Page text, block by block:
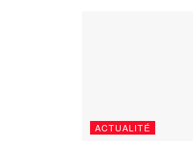
ACTUALITÉ